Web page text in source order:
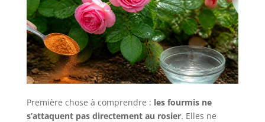
Première chose à comprendre : les fourmis ne
s’attaquent pas directement au rosier. Elles ne